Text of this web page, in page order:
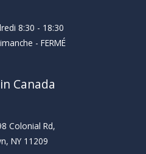
8:30 - 18:30
- FERMÉ
Canada
Colonial Rd,
NY 11209